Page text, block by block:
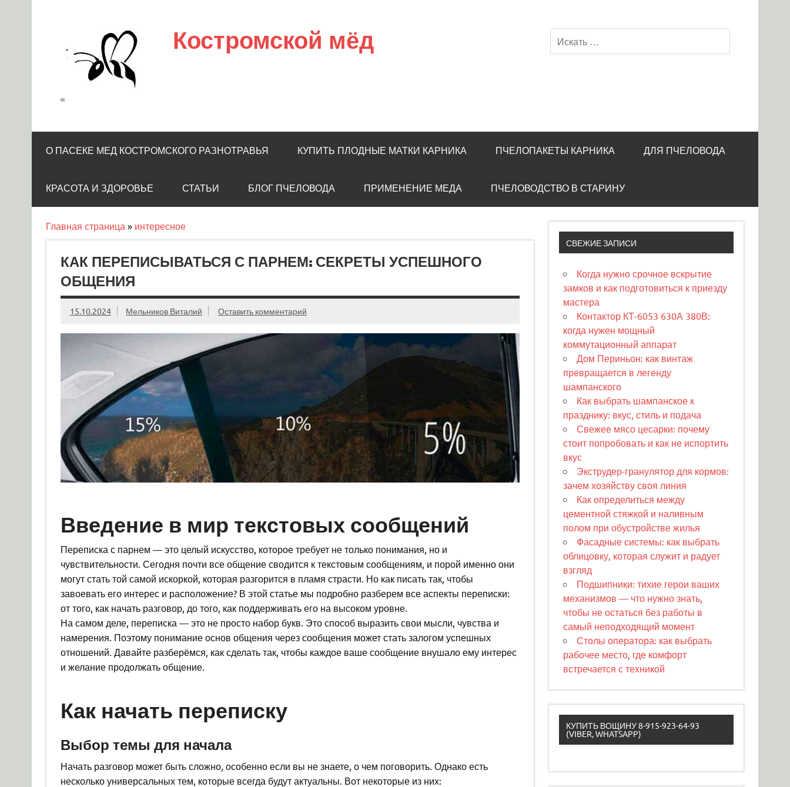
Костромской мёд
=
О ПАСЕКЕ МЕД КОСТРОМСКОГО РАЗНОТРАВЬЯ КУПИТЬ ПЛОДНЫЕ МАТКИ КАРНИКА ПЧЕЛОПАКЕТЫ КАРНИКА ДЛЯ ПЧЕЛОВОДА
КРАСОТА И ЗДОРОВЬЕ СТАТЬИ БЛОГ ПЧЕЛОВОДА ПРИМЕНЕНИЕ МЕДА ПЧЕЛОВОДСТВО В СТАРИНУ
Главная страница » интересное
КАК ПЕРЕПИСЫВАТЬСЯ С ПАРНЕМ: СЕКРЕТЫ УСПЕШНОГО
ОБЩЕНИЯ
15.10.2024 Мельников Виталий Оставить комментарий
Введение в мир текстовых сообщений
Переписка с парнем — это целый искусство, которое требует не только понимания, но и
чувствительности. Сегодня почти все общение сводится к текстовым сообщениям, и порой именно они
могут стать той самой искоркой, которая разгорится в пламя страсти. Но как писать так, чтобы
завоевать его интерес и расположение? В этой статье мы подробно разберем все аспекты переписки:
от того, как начать разговор, до того, как поддерживать его на высоком уровне.
На самом деле, переписка — это не просто набор букв. Это способ выразить свои мысли, чувства и
намерения. Поэтому понимание основ общения через сообщения может стать залогом успешных
отношений. Давайте разберёмся, как сделать так, чтобы каждое ваше сообщение внушало ему интерес
и желание продолжать общение.
Как начать переписку
Выбор темы для начала
Начать разговор может быть сложно, особенно если вы не знаете, о чем поговорить. Однако есть
несколько универсальных тем, которые всегда будут актуальны. Вот некоторые из них:
СВЕЖИЕ ЗАПИСИ
Когда нужно срочное вскрытие
замков и как подготовиться к приезду
мастера
Контактор КТ-6053 630А 380В:
когда нужен мощный
коммутационный аппарат
Дом Периньон: как винтаж
превращается в легенду
шампанского
Как выбрать шампанское к
празднику: вкус, стиль и подача
Свежее мясо цесарки: почему
стоит попробовать и как не испортить
вкус
Экструдер-гранулятор для кормов:
зачем хозяйству своя линия
Как определиться между
цементной стяжкой и наливным
полом при обустройстве жилья
Фасадные системы: как выбрать
облицовку, которая служит и радует
взгляд
Подшипники: тихие герои ваших
механизмов — что нужно знать,
чтобы не остаться без работы в
самый неподходящий момент
Столы оператора: как выбрать
рабочее место, где комфорт
встречается с техникой
КУПИТЬ ВОЩИНУ 8-915-923-64-93
(VIBER, WHATSAPP)